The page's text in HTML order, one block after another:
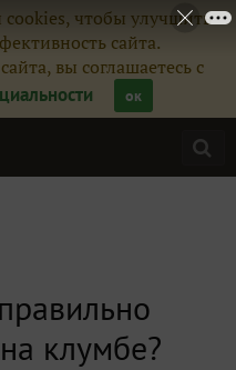
чтобы улучшить
сайта.
вы соглашаетесь с
ок
клумбе?